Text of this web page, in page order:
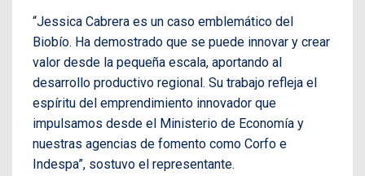
“Jessica Cabrera es un caso emblemático del
Biobío. Ha demostrado que se puede innovar y crear
valor desde la pequeña escala, aportando al
desarrollo productivo regional. Su trabajo refleja el
espíritu del emprendimiento innovador que
impulsamos desde el Ministerio de Economía y
nuestras agencias de fomento como Corfo e
Indespa”, sostuvo el representante.